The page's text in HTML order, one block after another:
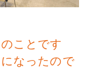
ことです
なったので